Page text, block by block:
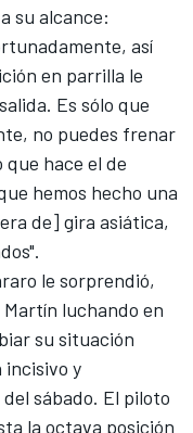
su alcance:
así
en parrilla le
Es sólo que
no puedes frenar
hace el de
hemos hecho una
de] gira asiática,
le sorprendió,
luchando en
su situación
incisivo y
sábado. El piloto
la octava posición